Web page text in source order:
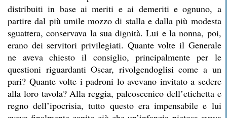
distribuiti in base ai meriti e ai demeriti e ognuno, a
partire dal più umile mozzo di stalla e dalla più modesta
sguattera, conservava la sua dignità. Lui e la nonna, poi,
erano dei servitori privilegiati. Quante volte il Generale
ne aveva chiesto il consiglio, principalmente per le
questioni riguardanti Oscar, rivolgendoglisi come a un
pari? Quante volte i padroni lo avevano invitato a sedere
alla loro tavola? Alla reggia, palcoscenico dell’etichetta e
regno dell’ipocrisia, tutto questo era impensabile e lui